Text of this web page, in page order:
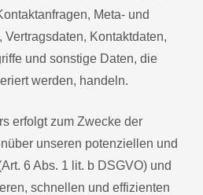
Meta- und
Kontaktdaten,
und sonstige Daten, die
werden, handeln.
erfolgt zum Zwecke der
unseren potenziellen und
6 Abs. 1 lit. b DSGVO) und
schnellen und effizienten